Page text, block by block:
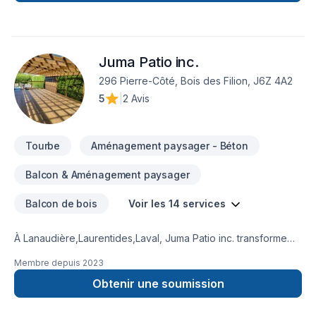
Juma Patio inc.
296 Pierre-Côté, Bois des Filion, J6Z 4A2
5
2 Avis
Tourbe Aménagement paysager - Béton
Balcon & Aménagement paysager
Balcon de bois Voir les 14 services
À Lanaudière,Laurentides,Laval, Juma Patio inc. transforme
unique dans le domaine de Balcon de bois, Béton, Patio.
Nous privilégions la transparence, l'écoute et l'efficacité
pour bâtir des relations de confiance avec nos clients.
Membre depuis 2023
Obtenir une soumission